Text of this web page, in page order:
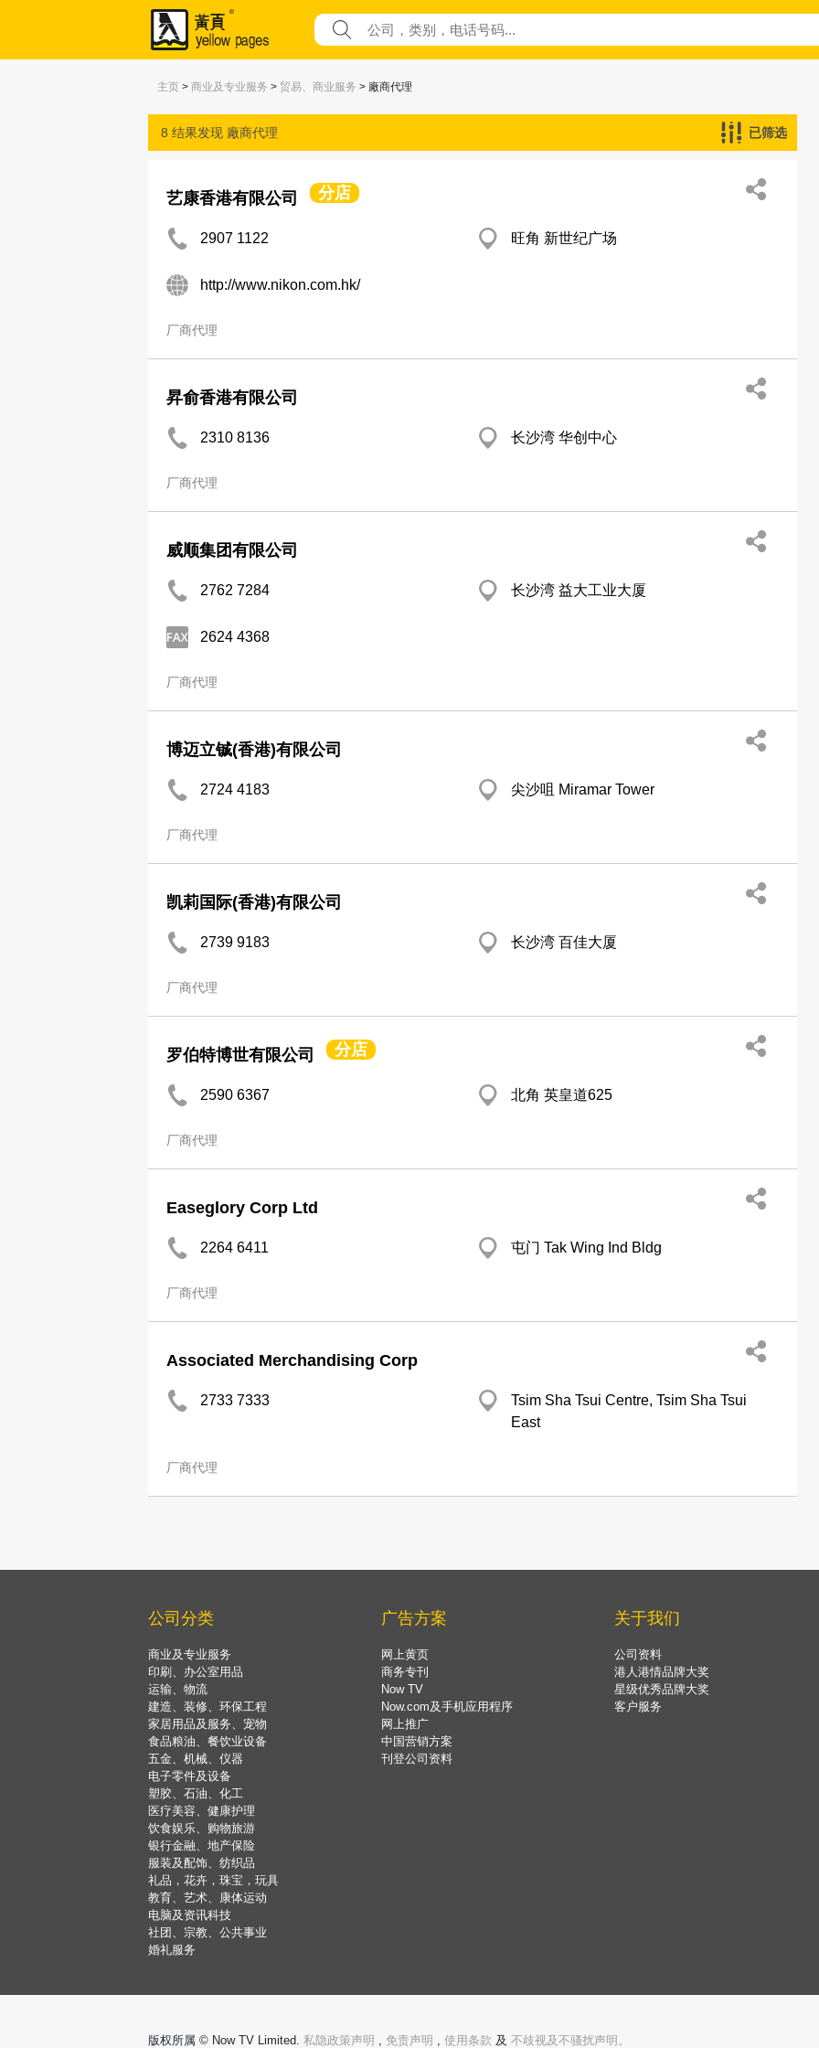
主页 > 商业及专业服务 > 贸易、商业服务 > 廠商代理
8 结果发现 廠商代理 已筛选
艺康香港有限公司 分店
2907 1122 旺角 新世纪广场
http://www.nikon.com.hk/
厂商代理
昇俞香港有限公司
2310 8136 长沙湾 华创中心
厂商代理
威顺集团有限公司
2762 7284 长沙湾 益大工业大厦
2624 4368
厂商代理
博迈立铖(香港)有限公司
2724 4183 尖沙咀 Miramar Tower
厂商代理
凯莉国际(香港)有限公司
2739 9183 长沙湾 百佳大厦
厂商代理
罗伯特博世有限公司 分店
2590 6367 北角 英皇道625
厂商代理
Easeglory Corp Ltd
2264 6411 屯门 Tak Wing Ind Bldg
厂商代理
Associated Merchandising Corp
2733 7333
Tsim Sha Tsui Centre, Tsim Sha Tsui
East
厂商代理
公司分类
商业及专业服务
印刷、办公室用品
运输、物流
建造、装修、环保工程
家居用品及服务、宠物
食品粮油、餐饮业设备
五金、机械、仪器
电子零件及设备
塑胶、石油、化工
医疗美容、健康护理
饮食娱乐、购物旅游
银行金融、地产保险
服装及配饰、纺织品
礼品，花卉，珠宝，玩具
教育、艺术、康体运动
电脑及资讯科技
社团、宗教、公共事业
婚礼服务
广告方案
网上黄页
商务专刊
Now TV
Now.com及手机应用程序
网上推广
中国营销方案
刊登公司资料
关于我们
公司资料
港人港情品牌大奖
星级优秀品牌大奖
客户服务
版权所属 © Now TV Limited. 私隐政策声明 , 免责声明 , 使用条款 及 不歧视及不骚扰声明。